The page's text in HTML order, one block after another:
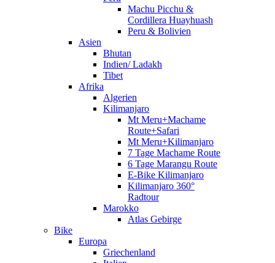
Machu Picchu &
Cordillera Huayhuash
Peru & Bolivien
Asien
Bhutan
Indien/ Ladakh
Tibet
Afrika
Algerien
Kilimanjaro
Mt Meru+Machame
Route+Safari
Mt Meru+Kilimanjaro
7 Tage Machame Route
6 Tage Marangu Route
E-Bike Kilimanjaro
Kilimanjaro 360°
Radtour
Marokko
Atlas Gebirge
Bike
Europa
Griechenland